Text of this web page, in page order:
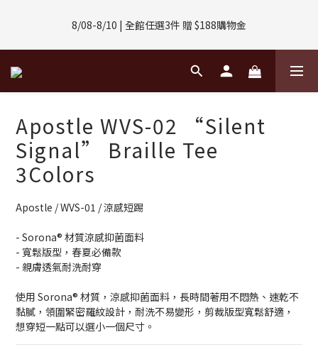
(數量有限售完不補)
8/08-8/10 | 全館任選3件 贈 $188購物金
8/01-8/31 | 任選2件CUBOX正價商品 贈【威靈頓 / 波士頓墨鏡】
Apostle WVS-02 “Silent
Signal” Braille Tee
3Colors
Apostle / WVS-01 / 涼感短踢
- Sorona® 材質涼感抑菌面料
- 寬鬆版型，春夏必備款
- 親膚透氣耐洗耐穿
使用 Sorona® 材質，涼感抑菌面料，長時間著用不悶熱、速乾不
黏膩，領圍緊密羅紋設計，耐洗不易變形，剪裁版型寬鬆舒適，
想穿短一點可以選小一個尺寸。